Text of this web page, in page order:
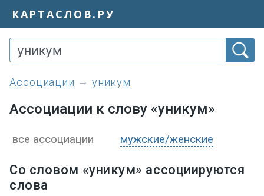
КАРТАСЛОВ.РУ
ассоциации уникум
Ассоциации к слову «уникум»
все ассоциации мужские/женские
Со словом «уникум» ассоциируются
слова